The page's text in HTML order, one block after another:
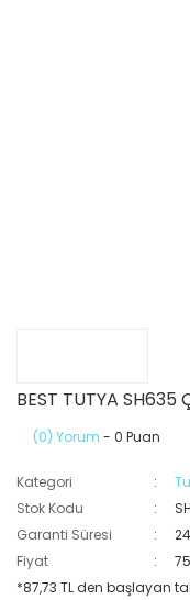
BEST TUTYA SH635
(0) Yorum - 0 Puan
Kategori
Stok Kodu
Garanti Süresi
Fiyat
*87,73 TL den başlayan